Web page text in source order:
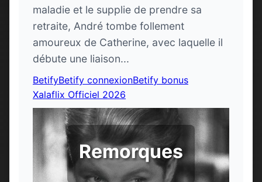
maladie et le supplie de prendre sa
retraite, André tombe follement
amoureux de Catherine, avec laquelle il
débute une liaison...
BetifyBetify connexionBetify bonus
Xalaflix Officiel 2026
Remorques